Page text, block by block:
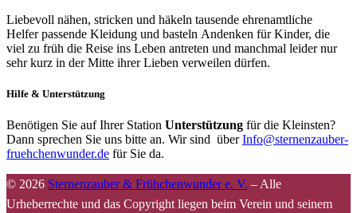
Liebevoll nähen, stricken und häkeln tausende ehrenamtliche
Helfer passende Kleidung und basteln Andenken für Kinder, die
viel zu früh die Reise ins Leben antreten und manchmal leider nur
sehr kurz in der Mitte ihrer Lieben verweilen dürfen.
Hilfe & Unterstützung
Benötigen Sie auf Ihrer Station Unterstützung für die Kleinsten?
Dann sprechen Sie uns bitte an. Wir sind überInfo@sternenzauber-
fruehchenwunder.de für Sie da.
© 2026 Sternenzauber & Frühchenwunder e. V. – Alle
Urheberrechte und das Copyright liegen beim Verein und seinem